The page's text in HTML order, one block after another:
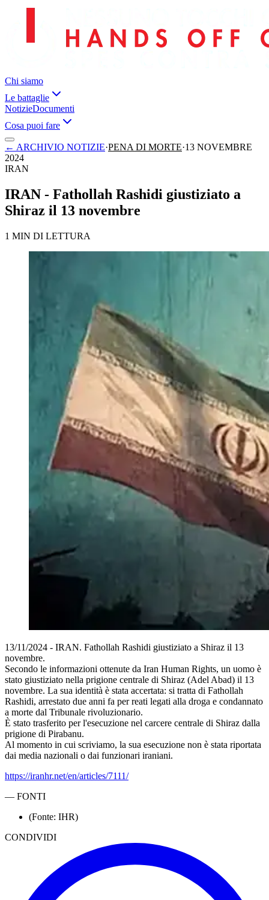
Chi siamo
Le battaglie
NotizieDocumenti
Cosa puoi fare
← ARCHIVIO NOTIZIE·PENA DI MORTE·13 NOVEMBRE
2024
IRAN
IRAN - Fathollah Rashidi giustiziato a
Shiraz il 13 novembre
1 MIN DI LETTURA
13/11/2024 - IRAN. Fathollah Rashidi giustiziato a Shiraz il 13
novembre.
Secondo le informazioni ottenute da Iran Human Rights, un uomo è
stato giustiziato nella prigione centrale di Shiraz (Adel Abad) il 13
novembre. La sua identità è stata accertata: si tratta di Fathollah
Rashidi, arrestato due anni fa per reati legati alla droga e condannato
a morte dal Tribunale rivoluzionario.
È stato trasferito per l'esecuzione nel carcere centrale di Shiraz dalla
prigione di Pirabanu.
Al momento in cui scriviamo, la sua esecuzione non è stata riportata
dai media nazionali o dai funzionari iraniani.
https://iranhr.net/en/articles/7111/
— FONTI
(Fonte: IHR)
CONDIVIDI